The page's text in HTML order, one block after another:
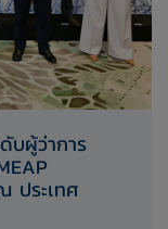
บผู้ว่าการ
ประเทศ